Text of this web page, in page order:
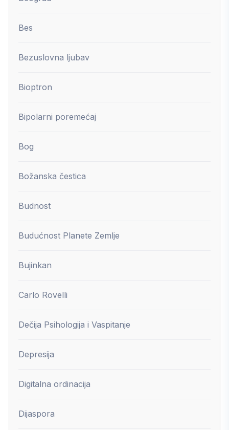
Bes
Bezuslovna ljubav
Bioptron
Bipolarni poremećaj
Bog
Božanska čestica
Budnost
Budućnost Planete Zemlje
Bujinkan
Carlo Rovelli
Dečija Psihologija i Vaspitanje
Depresija
Digitalna ordinacija
Dijaspora